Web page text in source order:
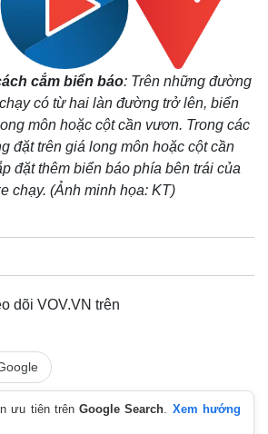
cắm biển báo: Trên những đường
có từ hai làn đường trở lên, biển
môn hoặc cột cần vươn. Trong các
đặt trên giá long môn hoặc cột cần
đặt thêm biển báo phía bên trái của
chạy. (Ảnh minh họa: KT)
dõi VOV.VN trên
ưu tiên trênGoogle Search. Xem hướng